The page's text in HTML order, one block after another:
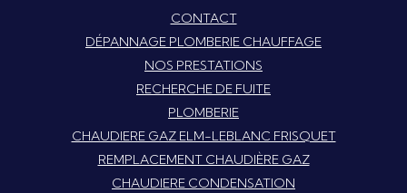
CONTACT
DÉPANNAGE PLOMBERIE CHAUFFAGE
NOS PRESTATIONS
RECHERCHE DE FUITE
PLOMBERIE
CHAUDIERE GAZ ELM-LEBLANC FRISQUET
REMPLACEMENT CHAUDIÈRE GAZ
CHAUDIERE CONDENSATION